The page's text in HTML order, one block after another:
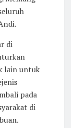
di
lain untuk
pada
di